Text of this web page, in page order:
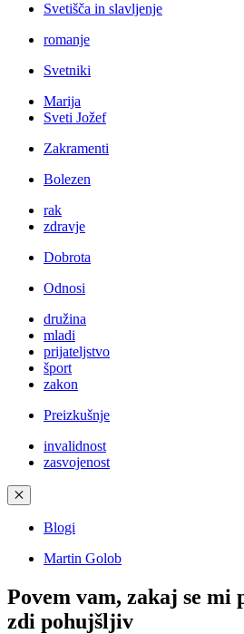
Svetišča in slavljenje
romanje
Svetniki
Marija
Sveti Jožef
Zakramenti
Bolezen
rak
zdravje
Dobrota
Odnosi
družina
mladi
prijateljstvo
šport
zakon
Preizkušnje
invalidnost
zasvojenost
✕
Blogi
Martin Golob
Povem vam, zakaj se
zdi pohujšljiv